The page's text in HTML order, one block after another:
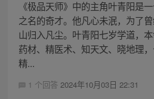
《极品天师》中的主角叶青阳是
之名的奇才。他凡心未泯，为了
山归入凡尘。叶青阳七岁学道，
药材、精医术、知天文、晓地理，
精...
1 个回答 2024年10月03日 22:31